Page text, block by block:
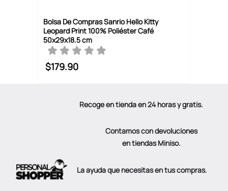
Bolsa De Compras Sanrio Hello Kitty
Leopard Print 100% Poliéster Café
50x29x18.5 cm
$179.90
Recoge en tienda en 24 horas y gratis.
Contamos con devoluciones
en tiendas Miniso.
La ayuda que necesitas en tus compras.